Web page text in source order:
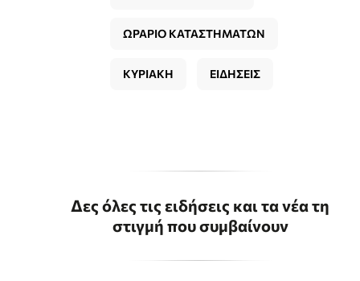
ΩΡΑΡΙΟ ΚΑΤΑΣΤΗΜΑΤΩΝ
ΚΥΡΙΑΚΗ ΕΙΔΗΣΕΙΣ
Δες όλες τις ειδήσεις και τα νέα τη
στιγμή που συμβαίνουν